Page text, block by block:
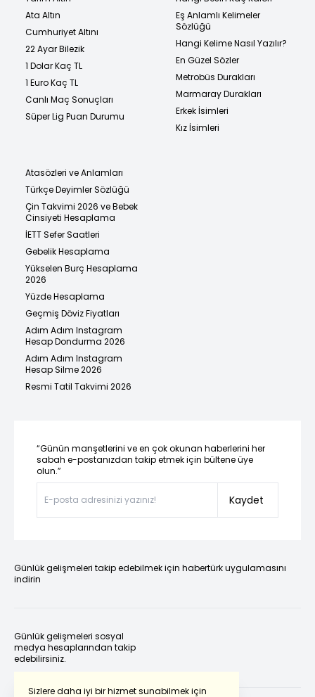
Sizlere daha iyi bir hizmet sunabilmek için
Ata Altın
Cumhuriyet Altını
22 Ayar Bilezik
1 Dolar Kaç TL
1 Euro Kaç TL
Canlı Maç Sonuçları
Süper Lig Puan Durumu
Eş Anlamlı Kelimeler
Sözlüğü
Hangi Kelime Nasıl Yazılır?
En Güzel Sözler
Metrobüs Durakları
Marmaray Durakları
Erkek İsimleri
Kız İsimleri
Atasözleri ve Anlamları
Türkçe Deyimler Sözlüğü
Çin Takvimi 2026 ve Bebek
Cinsiyeti Hesaplama
İETT Sefer Saatleri
Gebelik Hesaplama
Yükselen Burç Hesaplama
2026
Yüzde Hesaplama
Geçmiş Döviz Fiyatları
Adım Adım Instagram
Hesap Dondurma 2026
Adım Adım Instagram
Hesap Silme 2026
Resmi Tatil Takvimi 2026
“Günün manşetlerini ve en çok okunan haberlerini her
sabah e-postanızdan takip etmek için bültene üye
olun.”
Kaydet
Günlük gelişmeleri takip edebilmek için habertürk uygulamasını
indirin
Günlük gelişmeleri sosyal
medya hesaplarından takip
edebilirsiniz.